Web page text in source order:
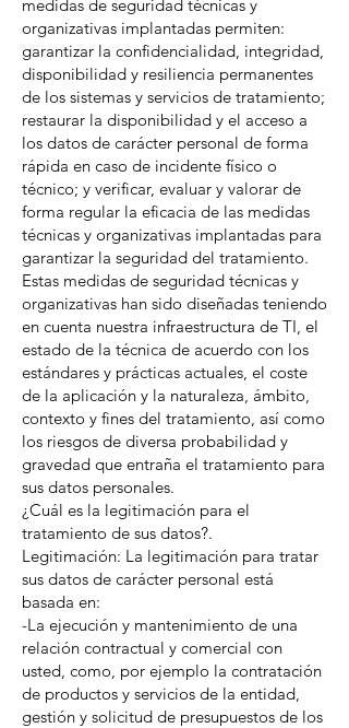
medidas de seguridad técnicas y
organizativas implantadas permiten:
garantizar la confidencialidad, integridad,
disponibilidad y resiliencia permanentes
de los sistemas y servicios de tratamiento;
restaurar la disponibilidad y el acceso a
los datos de carácter personal de forma
rápida en caso de incidente físico o
técnico; y verificar, evaluar y valorar de
forma regular la eficacia de las medidas
técnicas y organizativas implantadas para
garantizar la seguridad del tratamiento.
Estas medidas de seguridad técnicas y
organizativas han sido diseñadas teniendo
en cuenta nuestra infraestructura de TI, el
estado de la técnica de acuerdo con los
estándares y prácticas actuales, el coste
de la aplicación y la naturaleza, ámbito,
contexto y fines del tratamiento, así como
los riesgos de diversa probabilidad y
gravedad que entraña el tratamiento para
sus datos personales.
¿Cuál es la legitimación para el
tratamiento de sus datos?.
Legitimación: La legitimación para tratar
sus datos de carácter personal está
basada en:
-La ejecución y mantenimiento de una
relación contractual y comercial con
usted, como, por ejemplo la contratación
de productos y servicios de la entidad,
gestión y solicitud de presupuestos de los